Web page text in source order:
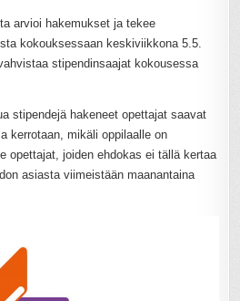
arvioi hakemukset ja tekee
kokouksessaan keskiviikkona 5.5.
stipendinsaajat kokousessa
stipendejä hakeneet opettajat saavat
kerrotaan, mikäli oppilaalle on
opettajat, joiden ehdokas ei tällä kertaa
asiasta viimeistään maanantaina